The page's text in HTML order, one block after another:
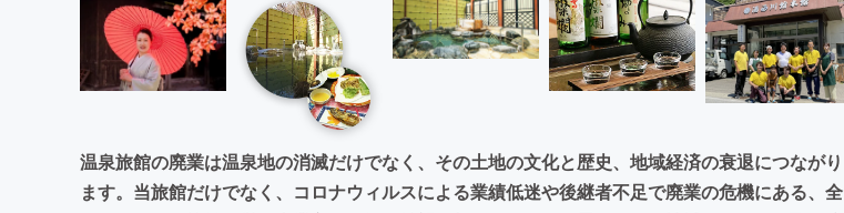
温泉旅館の廃業は温泉地の消滅だけでなく、その土地の文化と歴史、地域経済の衰退につながり
ます。当旅館だけでなく、コロナウィルスによる業績低迷や後継者不足で廃業の危機にある、全